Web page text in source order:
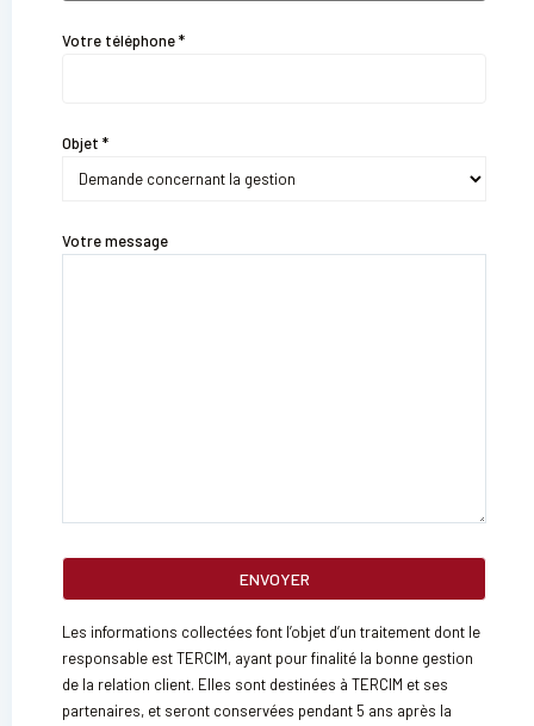
Votre téléphone *
Objet *
Votre message
Les informations collectées font l’objet d’un traitement dont le
responsable est TERCIM, ayant pour finalité la bonne gestion
de la relation client. Elles sont destinées à TERCIM et ses
partenaires, et seront conservées pendant 5 ans après la